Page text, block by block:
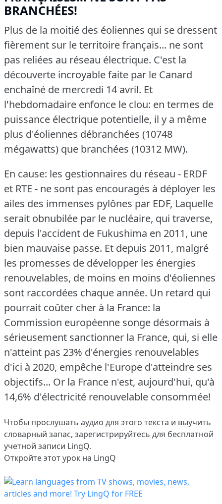
BRANCHÉES!
Plus de la moitié des éoliennes qui se dressent
fièrement sur le territoire français... ne sont
pas reliées au réseau électrique. C'est la
découverte incroyable faite par le Canard
enchaîné de mercredi 14 avril. Et
l'hebdomadaire enfonce le clou: en termes de
puissance électrique potentielle, il y a même
plus d'éoliennes débranchées (10748
mégawatts) que branchées (10312 MW).
En cause: les gestionnaires du réseau - ERDF
et RTE - ne sont pas encouragés à déployer les
ailes des immenses pylônes par EDF, Laquelle
serait obnubilée par le nucléaire, qui traverse,
depuis l'accident de Fukushima en 2011, une
bien mauvaise passe. Et depuis 2011, malgré
les promesses de développer les énergies
renouvelables, de moins en moins d'éoliennes
sont raccordées chaque année. Un retard qui
pourrait coûter cher à la France: la
Commission européenne songe désormais à
sérieusement sanctionner la France, qui, si elle
n'atteint pas 23% d'énergies renouvelables
d'ici à 2020, empêche l'Europe d'atteindre ses
objectifs... Or la France n'est, aujourd'hui, qu'à
14,6% d'électricité renouvelable consommée!
Чтобы прослушать аудио для этого текста и выучить
словарный запас, зарегистрируйтесь для бесплатной
учетной записи LingQ.
Откройте этот урок на LingQ